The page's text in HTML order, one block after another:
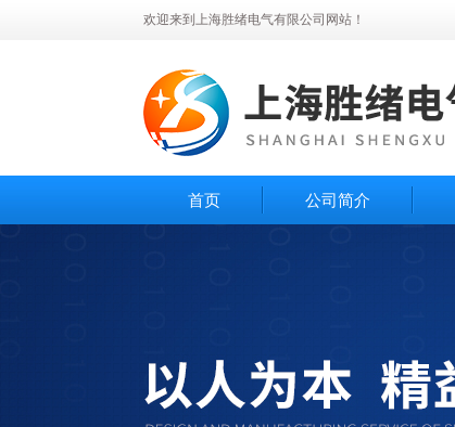
欢迎来到上海胜绪电气有限公司网站！
首页 公司简介